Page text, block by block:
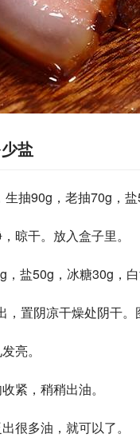
盐
抽90g，老抽70g，
晾干。放入盒子里。
盐50g，冰糖30g，
置阴凉干燥处阴干。
亮。
紧，稍稍出油。
很多油，就可以了。